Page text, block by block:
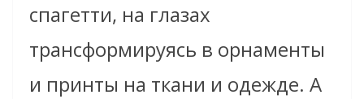
спагетти, на глазах
трансформируясь в орнаменты
и принты на ткани и одежде. А